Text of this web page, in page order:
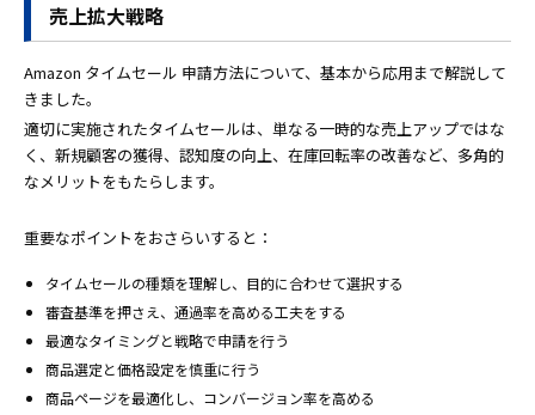
売上拡大戦略
Amazon タイムセール 申請方法について、基本から応用まで解説して
きました。
適切に実施されたタイムセールは、単なる一時的な売上アップではな
く、新規顧客の獲得、認知度の向上、在庫回転率の改善など、多角的
なメリットをもたらします。
重要なポイントをおさらいすると：
タイムセールの種類を理解し、目的に合わせて選択する
審査基準を押さえ、通過率を高める工夫をする
最適なタイミングと戦略で申請を行う
商品選定と価格設定を慎重に行う
商品ページを最適化し、コンバージョン率を高める